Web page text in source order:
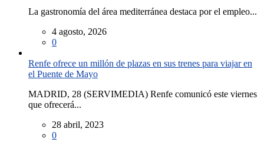
La gastronomía del área mediterránea destaca por el empleo...
4 agosto, 2026
0
Renfe ofrece un millón de plazas en sus trenes para viajar en
el Puente de Mayo
MADRID, 28 (SERVIMEDIA) Renfe comunicó este viernes
que ofrecerá...
28 abril, 2023
0